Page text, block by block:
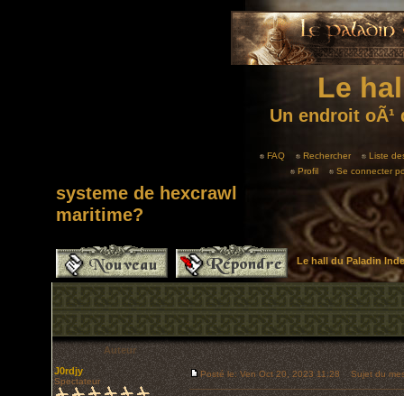
Le
Un endroit
FAQ Rechercher
Liste
Profil
Se connecter
systeme de hexcrawl
maritime?
Le hall du Paladin
Auteur
J0rdjy
Spectateur
Posté le: Ven Oct 20, 2023 11:28 Sujet du